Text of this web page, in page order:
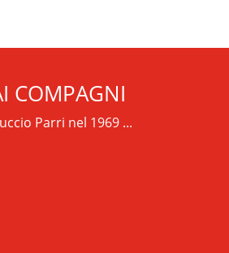
COMPAGNI
Parri nel 1969 ...